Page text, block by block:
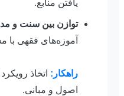
یافتن منابع.
توازن بین سنت و
آموزه‌های فقهی با
راهکار: اتخاذ
اصول و مبانی.